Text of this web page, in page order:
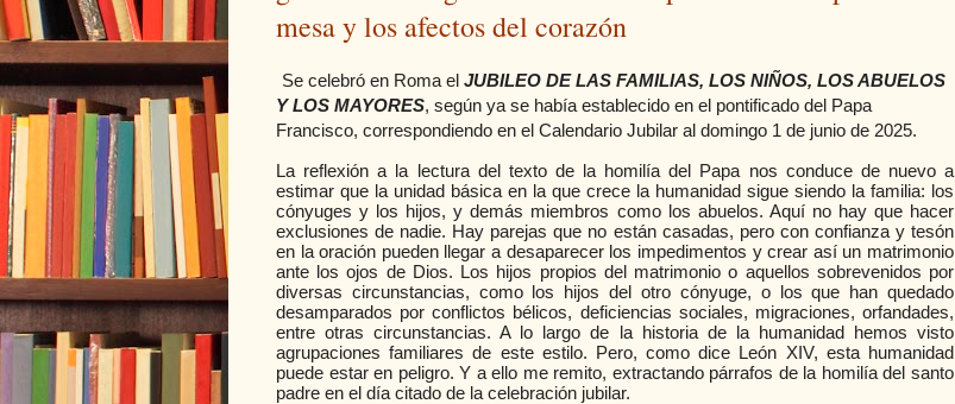
mesa y los afectos del corazón
Se celebró en Roma el JUBILEO DE LAS FAMILIAS, LOS NIÑOS, LOS ABUELOS
Y LOS MAYORES, según ya se había establecido en el pontificado del Papa
Francisco, correspondiendo en el Calendario Jubilar al domingo 1 de junio de 2025.
La reflexión a la lectura del texto de la homilía del Papa nos conduce de nuevo a
estimar que la unidad básica en la que crece la humanidad sigue siendo la familia: los
cónyuges y los hijos, y demás miembros como los abuelos. Aquí no hay que hacer
exclusiones de nadie. Hay parejas que no están casadas, pero con confianza y tesón
en la oración pueden llegar a desaparecer los impedimentos y crear así un matrimonio
ante los ojos de Dios. Los hijos propios del matrimonio o aquellos sobrevenidos por
diversas circunstancias, como los hijos del otro cónyuge, o los que han quedado
desamparados por conflictos bélicos, deficiencias sociales, migraciones, orfandades,
entre otras circunstancias. A lo largo de la historia de la humanidad hemos visto
agrupaciones familiares de este estilo. Pero, como dice León XIV, esta humanidad
puede estar en peligro. Y a ello me remito, extractando párrafos de la homilía del santo
padre en el día citado de la celebración jubilar.